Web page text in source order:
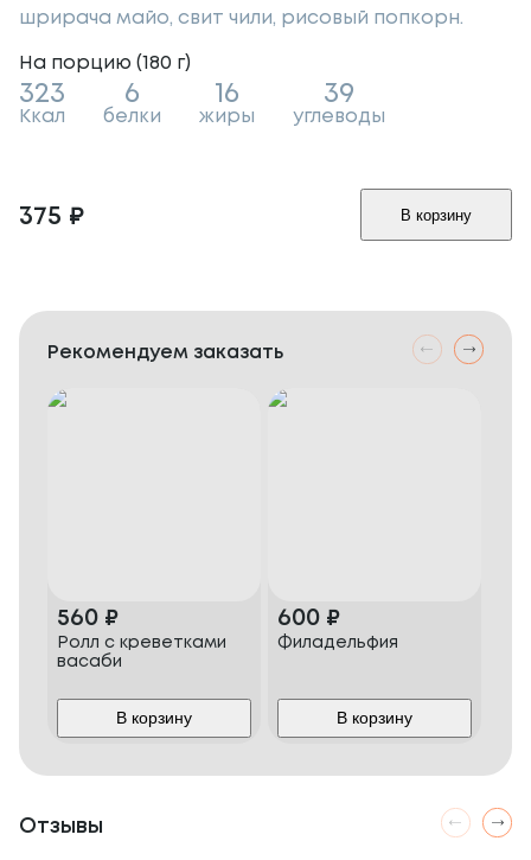
шрирача майо, свит чили, рисовый попкорн.
На порцию (180 г)
323
Ккал
6
белки
16
жиры
39
углеводы
375 ₽ В корзину
Рекомендуем заказать
560 ₽
Ролл с креветками
васаби
В корзину
600 ₽
Филадельфия
В корзину
Отзывы